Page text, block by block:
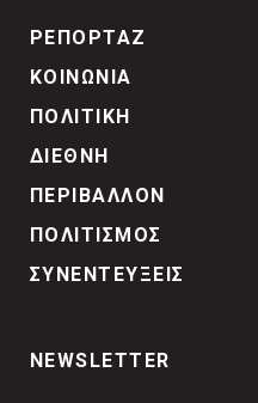
ΡΕΠΟΡΤΑΖ
ΚΟΙΝΩΝΙΑ
ΠΟΛΙΤΙΚΗ
ΔΙΕΘΝΗ
ΠΕΡΙΒΑΛΛΟΝ
ΠΟΛΙΤΙΣΜΟΣ
ΣΥΝΕΝΤΕΥΞΕΙΣ
NEWSLETTER